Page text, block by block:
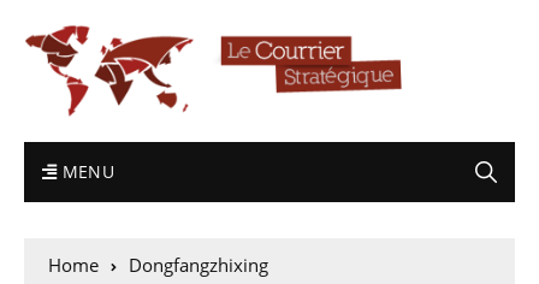
MENU
Home Dongfangzhixing